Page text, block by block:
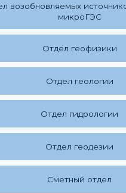
возобновляемых
микроГЭС
Отдел геофизики
Отдел геологии
Отдел гидрологии
Отдел геодезии
Сметный отдел